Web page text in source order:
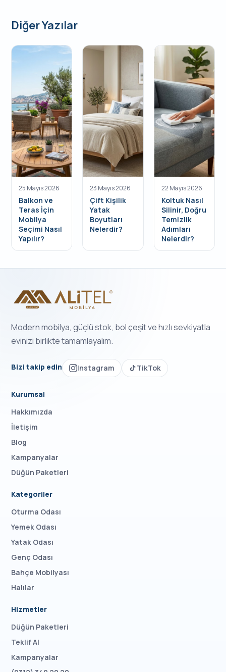
Diğer Yazılar
25 Mayıs 2026
Balkon ve
Teras İçin
Mobilya
Seçimi Nasıl
Yapılır?
23 Mayıs 2026
Çift Kişilik
Yatak
Boyutları
Nelerdir?
22 Mayıs 2026
Koltuk Nasıl
Silinir, Doğru
Temizlik
Adımları
Nelerdir?
Modern mobilya, güçlü stok, bol çeşit ve hızlı sevkiyatla
evinizi birlikte tamamlayalım.
Bizi takip edin Instagram TikTok
Kurumsal
Hakkımızda
İletişim
Blog
Kampanyalar
Düğün Paketleri
Kategoriler
Oturma Odası
Yemek Odası
Yatak Odası
Genç Odası
Bahçe Mobilyası
Halılar
Hizmetler
Düğün Paketleri
Teklif Al
Kampanyalar